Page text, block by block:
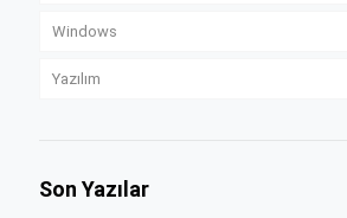
Windows
Yazılım
Son Yazılar